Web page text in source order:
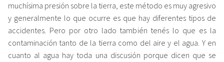
muchísima presión sobre la tierra, este método es muy agresivo
y generalmente lo que ocurre es que hay diferentes tipos de
accidentes. Pero por otro lado también tenés lo que es la
contaminación tanto de la tierra como del aire y el agua. Y en
cuanto al agua hay toda una discusión porque dicen que se